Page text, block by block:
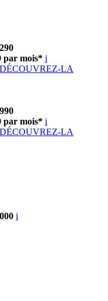
par mois* i
DÉCOUVREZ-LA
par mois* i
DÉCOUVREZ-LA
i